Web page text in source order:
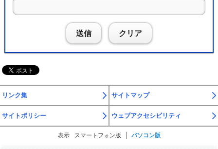
送信 クリア
リンク集 サイトマップ
サイトポリシー ウェブアクセシビリティ
表示 スマートフォン版 パソコン版